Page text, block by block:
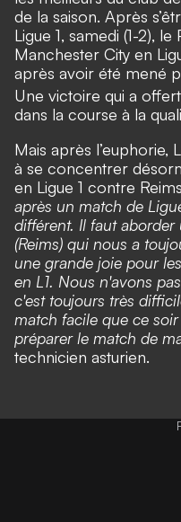
de la saison. Après
Ligue 1, samedi (1-2), le
Manchester City en
après avoir été mené
Une victoire qui a
dans la course à la
Mais après l’euphorie,
à se concentrer
en Ligue 1 contre
après un match de
différent. Il faut
(Reims) qui nous a
une grande joie pour
en L1. Nous n'avons
c'est toujours très
match facile que ce
préparer le match de
technicien asturien.